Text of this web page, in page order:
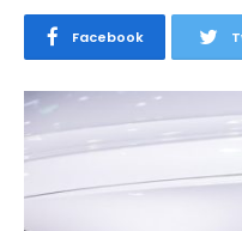
Facebook